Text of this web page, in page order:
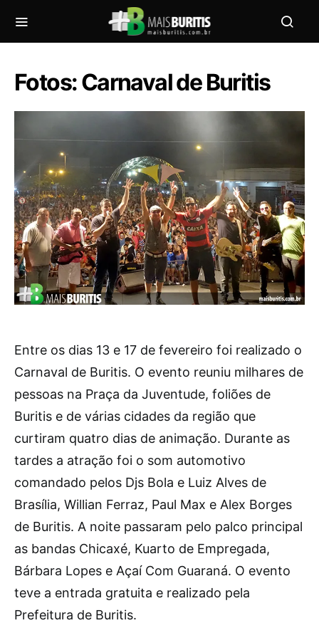
Fotos: Carnaval de Buritis
Entre os dias 13 e 17 de fevereiro foi realizado o
Carnaval de Buritis. O evento reuniu milhares de
pessoas na Praça da Juventude, foliões de
Buritis e de várias cidades da região que
curtiram quatro dias de animação. Durante as
tardes a atração foi o som automotivo
comandado pelos Djs Bola e Luiz Alves de
Brasília, Willian Ferraz, Paul Max e Alex Borges
de Buritis. A noite passaram pelo palco principal
as bandas Chicaxé, Kuarto de Empregada,
Bárbara Lopes e Açaí Com Guaraná. O evento
teve a entrada gratuita e realizado pela
Prefeitura de Buritis.